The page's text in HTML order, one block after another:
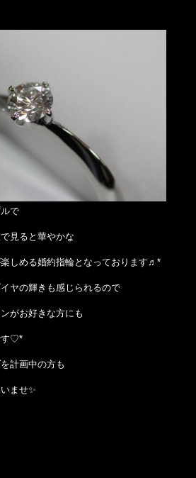
で
見ると華やかな
しめる婚約指輪となっております♬*
ヤの輝きも感じられるので
がお好きな方にも
す♡*
計画中の方も
ませ✨